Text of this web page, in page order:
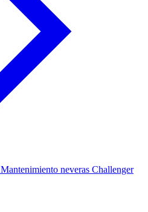
Mantenimiento neveras Challenger